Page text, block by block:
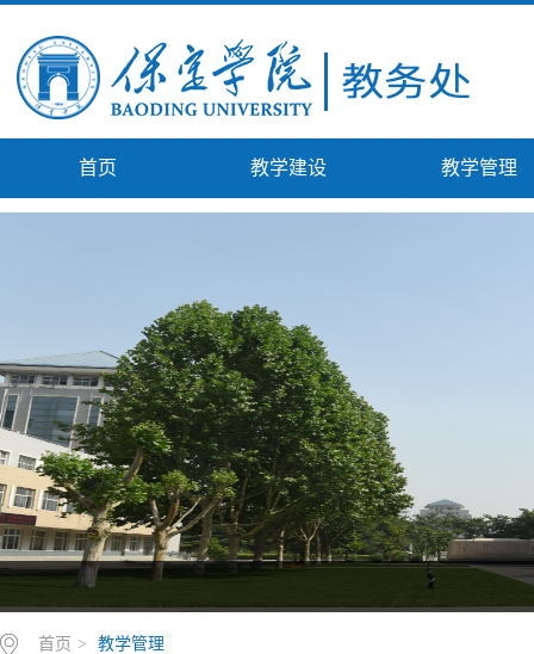
首页 教学建设 教学管理
首页 > 教学管理